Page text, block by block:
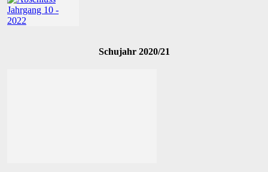
Schujahr 2020/21